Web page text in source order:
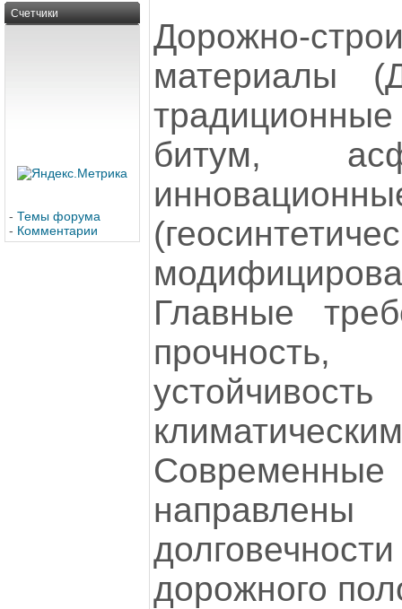
Счетчики
- Темы форума
- Комментарии
Дорожно-
материалы
битум,
Главные
прочность,
дорожного